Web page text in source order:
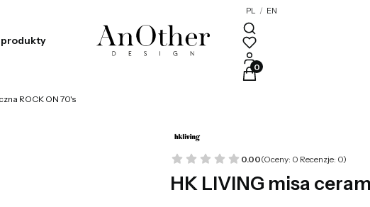
PL / EN
Produkty w koszyku: 0.
ROCK ON 70's
0.00(Oceny: 0 Recenzje: 0)
HK LIVING misa